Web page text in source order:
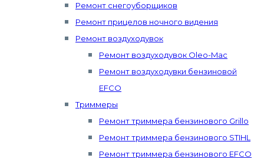
Ремонт снегоуборщиков
Ремонт прицелов ночного видения
Ремонт воздуходувок
Ремонт воздуходувок Oleo-Mac
Ремонт воздуходувки бензиновой
EFCO
Триммеры
Ремонт триммера бензинового Grillo
Ремонт триммера бензинового STIHL
Ремонт триммера бензинового EFCO